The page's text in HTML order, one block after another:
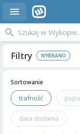
Filtry
Sortowanie
trafność
data dodania